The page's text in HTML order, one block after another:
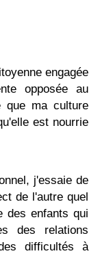
engagée
opposée au
que ma culture
est nourrie
, j'essaie de
de l'autre quel
des enfants qui
des relations
difficultés à